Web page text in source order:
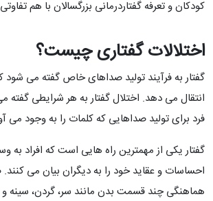
کودکان و تعرفه گفتاردرمانی بزرگسالان با هم
اختلالات گفتاریچیست؟
گفتار به فرآیند تولید صداهای خاص گفته می شود
انتقال می دهد. اختلال گفتار به هر شرایطی گفته
فرد برای تولید صداهایی که کلمات را به وجود می
گفتار یکی از مهمترین راه هایی است که افراد به
احساسات و عقاید خود را به دیگران بیان می
هماهنگی چند قسمت بدن مانند سر، گردن،